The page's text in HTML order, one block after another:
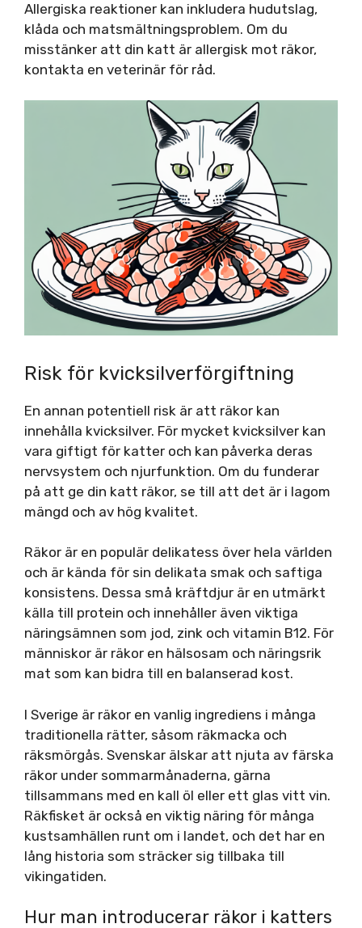
Allergiska reaktioner kan inkludera hudutslag,
klåda och matsmältningsproblem. Om du
misstänker att din katt är allergisk mot räkor,
kontakta en veterinär för råd.
Risk för kvicksilverförgiftning
En annan potentiell risk är att räkor kan
innehålla kvicksilver. För mycket kvicksilver kan
vara giftigt för katter och kan påverka deras
nervsystem och njurfunktion. Om du funderar
på att ge din katt räkor, se till att det är i lagom
mängd och av hög kvalitet.
Räkor är en populär delikatess över hela världen
och är kända för sin delikata smak och saftiga
konsistens. Dessa små kräftdjur är en utmärkt
källa till protein och innehåller även viktiga
näringsämnen som jod, zink och vitamin B12. För
människor är räkor en hälsosam och näringsrik
mat som kan bidra till en balanserad kost.
I Sverige är räkor en vanlig ingrediens i många
traditionella rätter, såsom räkmacka och
räksmörgås. Svenskar älskar att njuta av färska
räkor under sommarmånaderna, gärna
tillsammans med en kall öl eller ett glas vitt vin.
Räkfisket är också en viktig näring för många
kustsamhällen runt om i landet, och det har en
lång historia som sträcker sig tillbaka till
vikingatiden.
Hur man introducerar räkor i katters